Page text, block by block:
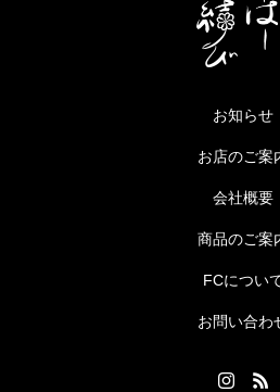
お知らせ
お店のご案
会社概要
商品のご案
FCについ
お問い合わ